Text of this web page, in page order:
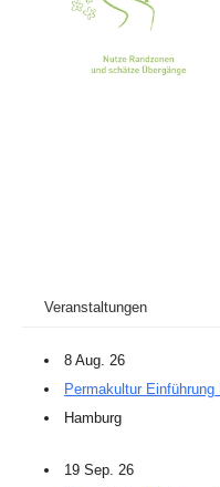
Veranstaltungen
8 Aug. 26
Permakultur Einführung
Hamburg
19 Sep. 26